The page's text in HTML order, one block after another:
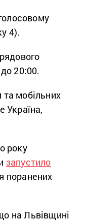
4).
20:00.
мобільних
Україна,
року
запустило
поранених
на Львівщині